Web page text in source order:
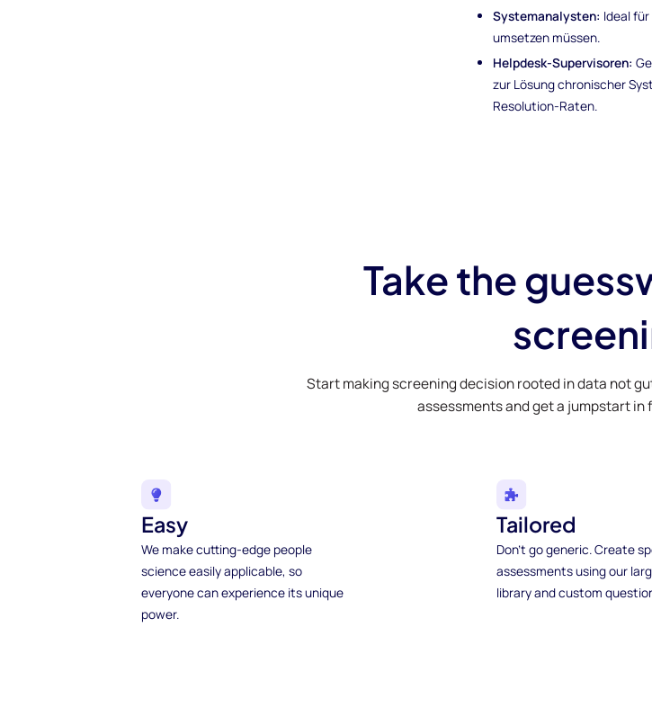
Systemanalysten: Ideal
umsetzen müssen.
Helpdesk-Supervisoren:
zur Lösung chronischer
Resolution-Raten.
Take the
Start making screening decision rooted in data not
assessments and get a jumpstart in
Easy
We make cutting-edge people
science easily applicable, so
everyone can experience its unique
power.
Tailored
Don't go generic. Create
assessments using our
library and custom